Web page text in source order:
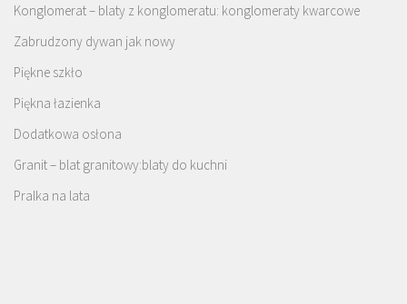
Konglomerat – blaty z konglomeratu: konglomeraty kwarcowe
Zabrudzony dywan jak nowy
Piękne szkło
Piękna łazienka
Dodatkowa osłona
Granit – blat granitowy:blaty do kuchni
Pralka na lata